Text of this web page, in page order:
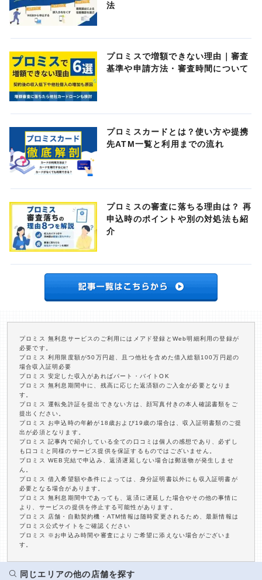
法
プロミスで増額できない理由｜審査
基準や申請方法・審査時間について
プロミスカードとは？使い方や提携
先ATM一覧と利用までの流れ
プロミスの審査に落ちる理由は？ 再
申込時のポイントや別の対処法も紹
介
プロミス 無利息サービスのご利用にはメアド登録とWeb明細利用の登録が
必要です。
プロミス 利用限度額が50万円超、且つ他社を含めた借入総額100万円超の
場合収入証明必要
プロミス 安定した収入があればパート・バイトOK
プロミス 無利息期間中に、残高に応じた返済額のご入金が必要となりま
す。
プロミス 運転免許証を提出できない方は、顔写真付きの本人確認書類をご
提出ください。
プロミス お申込時の年齢が18歳および19歳の場合は、収入証明書類のご提
出が必須となります。
プロミス 記事内で紹介している全ての口コミは個人の感想であり、必ずし
も口コミと同様のサービス提供を保証するものではございません。
プロミス WEB完結で申込み、返済遅延しない場合は郵送物が発生しませ
ん。
プロミス 借入希望額や条件によっては、身分証明書以外にも収入証明書が
必要となる場合があります。
プロミス 無利息期間中であっても、返済に遅延した場合やその他の事情に
より、サービスの提供を停止する可能性があります。
プロミス 店舗・自動契約機・ATM情報は随時変更されるため、最新情報は
プロミス公式サイトをご確認ください
プロミス ※お申込み時間や審査によりご希望に添えない場合がございま
す。
同じエリアの他の店舗を探す